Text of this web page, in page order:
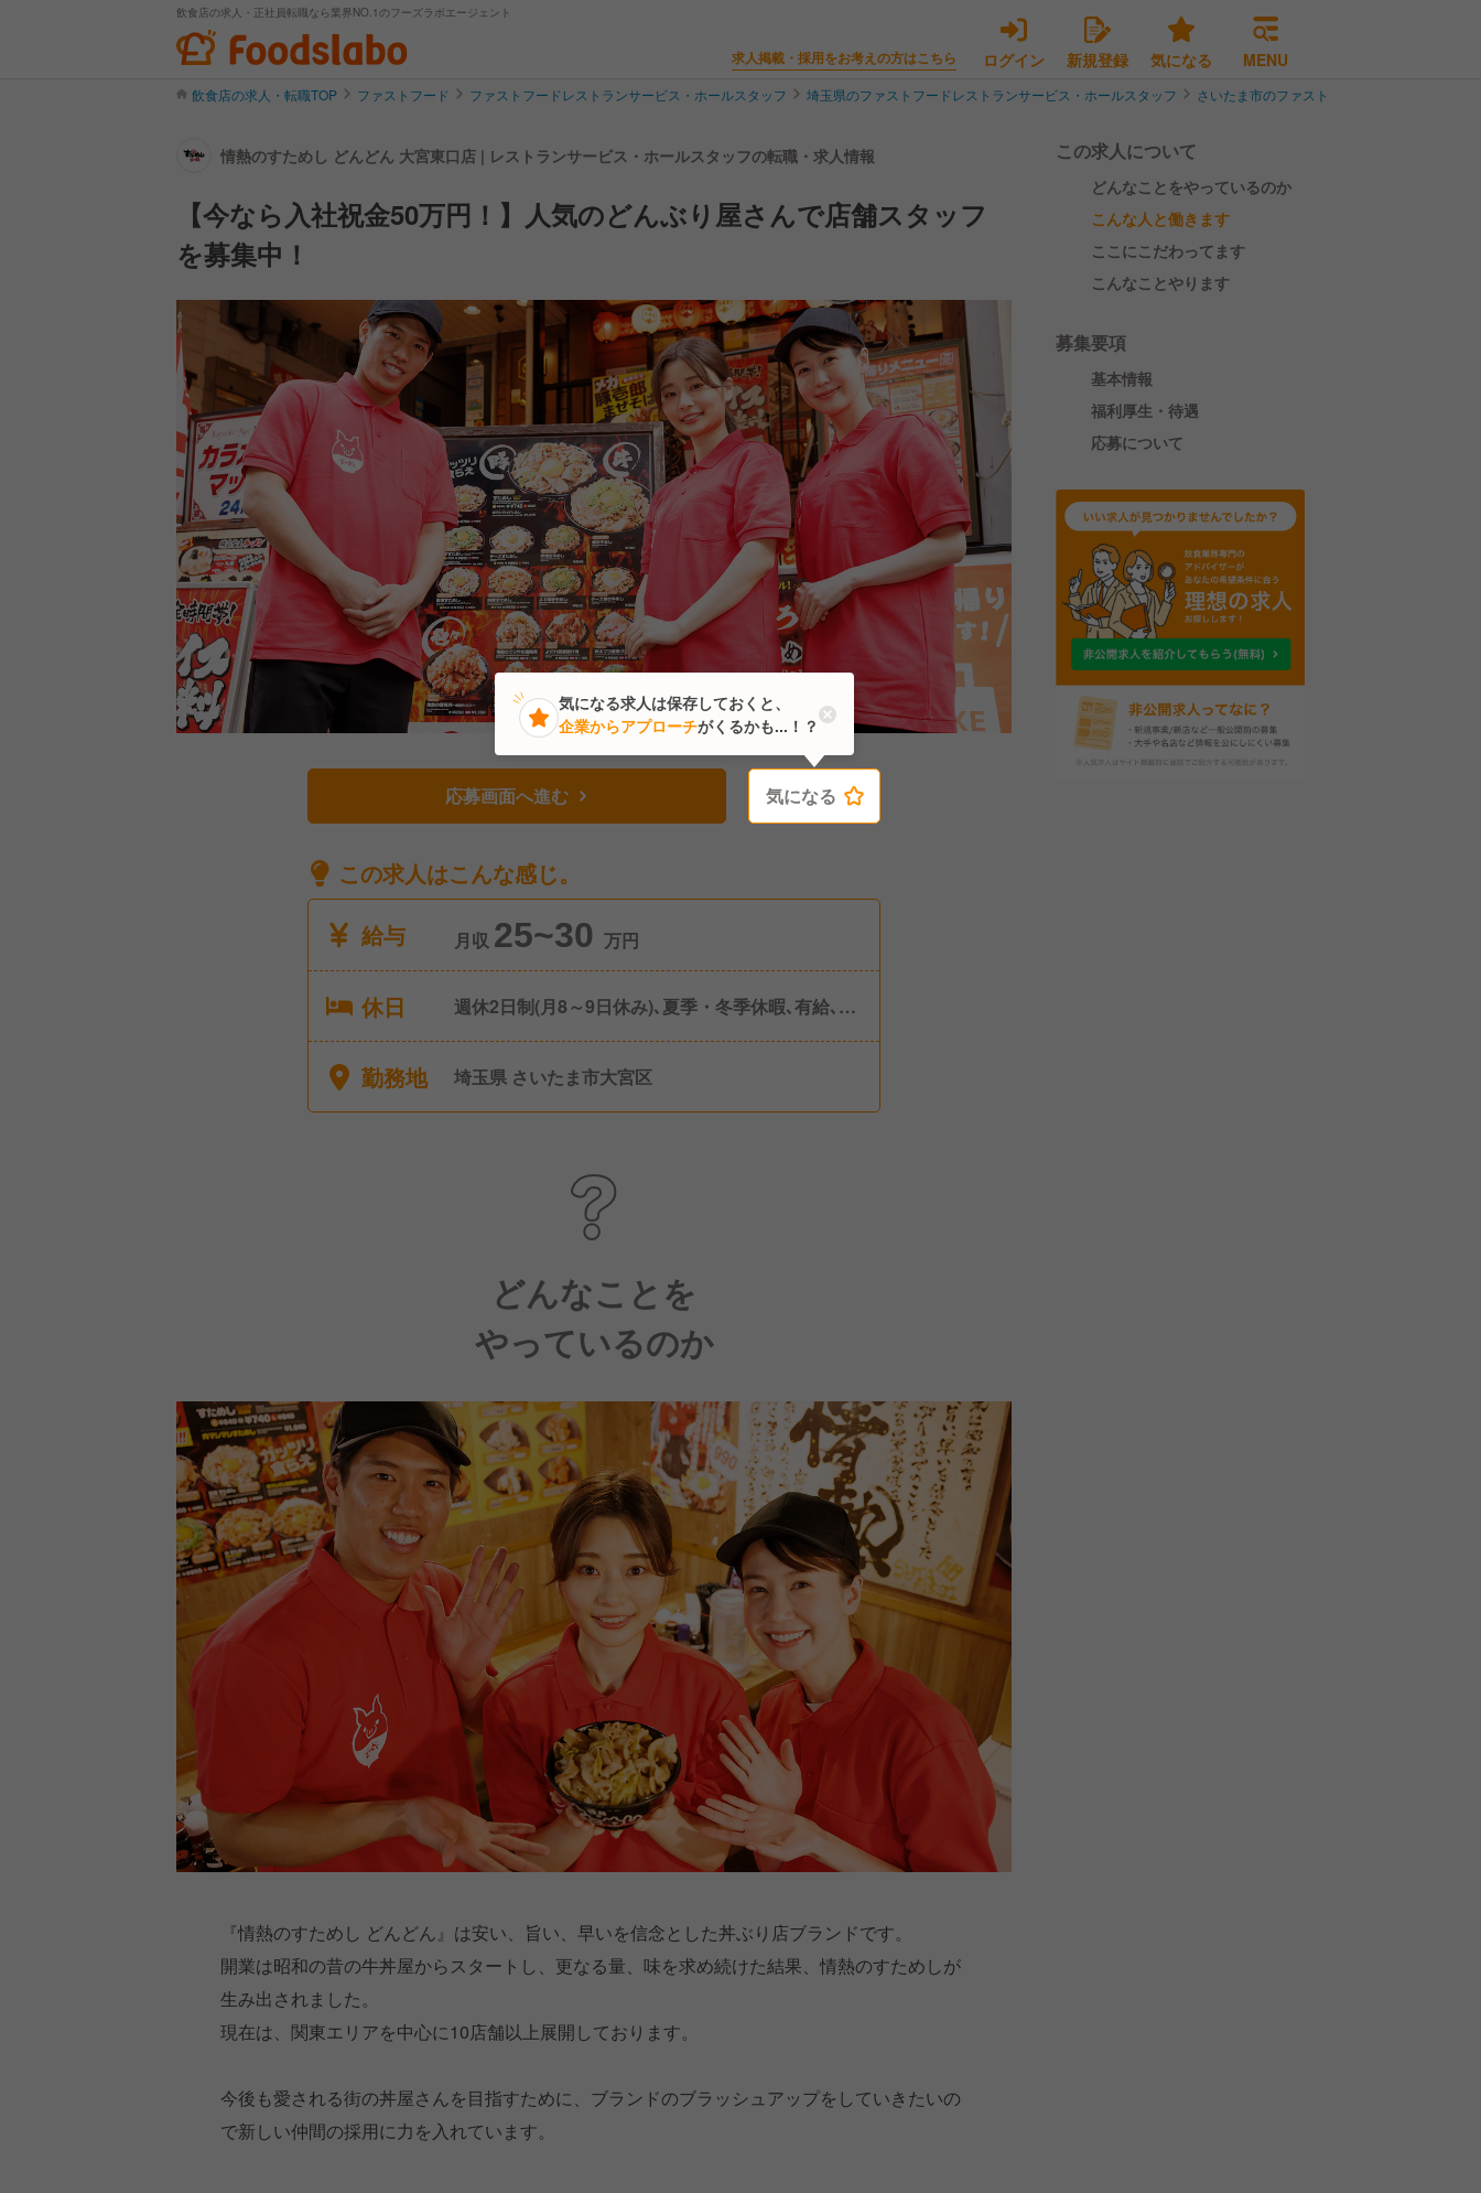
飲食店の求人・正社員転職なら業界NO.1のフーズラボエージェント
求人掲載・採用をお考えの方はこちら ログイン 新規登録 気になる MENU
飲食店の求人・転職TOP ファストフード ファストフードレストランサービス・ホールスタッフ 埼玉県のファストフードレストランサービス・ホールスタッフ さいたま市のファストフードレストランサービ
情熱のすためし どんどん 大宮東口店 | レストランサービス・ホールスタッフの転職・求人情報
【今なら入社祝金50万円！】人気のどんぶり屋さんで店舗スタッフ
を募集中！
応募画面へ進む 気になる
この求人はこんな感じ。
給与
月収 25~30 万円
休日
週休2日制(月8～9日休み)､夏季・冬季休暇､有給､慶
勤務地 埼玉県 さいたま市大宮区
どんなことを
やっているのか
『情熱のすためし どんどん』は安い、旨い、早いを信念とした丼ぶり店ブランドです。
開業は昭和の昔の牛丼屋からスタートし、更なる量、味を求め続けた結果、情熱のすためしが
生み出されました。
現在は、関東エリアを中心に10店舗以上展開しております。
今後も愛される街の丼屋さんを目指すために、ブランドのブラッシュアップをしていきたいの
で新しい仲間の採用に力を入れています。
この求人について
どんなことをやっているのか
こんな人と働きます
ここにこだわってます
こんなことやります
募集要項
基本情報
福利厚生・待遇
応募について
気になる
気になる求人は保存しておくと、
企業からアプローチがくるかも...！？